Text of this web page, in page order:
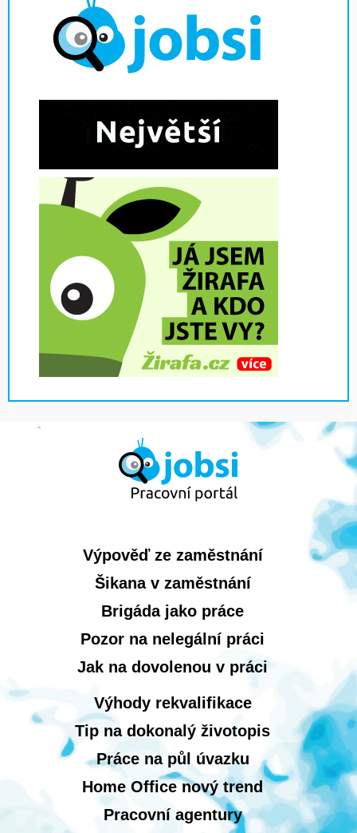
Výpověď ze zaměstnání
Šikana v zaměstnání
Brigáda jako práce
Pozor na nelegální práci
Jak na dovolenou v práci
Výhody rekvalifikace
Tip na dokonalý životopis
Práce na půl úvazku
Home Office nový trend
Pracovní agentury